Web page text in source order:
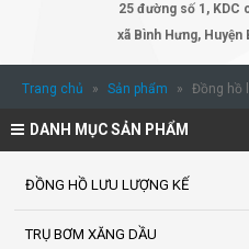
25 đường số 1, KDC
xã Bình Hưng, Huyện
Trang chủ » Sản phẩm » Đồng hồ
DANH MỤC SẢN PHẨM
ĐỒNG HỒ LƯU LƯỢNG KẾ
TRỤ BƠM XĂNG DẦU